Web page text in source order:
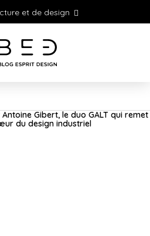
et de design
Gibert, le duo GALT qui remet
du design industriel